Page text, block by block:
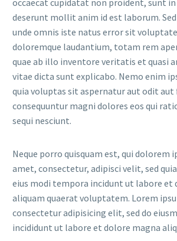
deserunt mollit anim id est laborum.
unde omnis iste natus error sit
doloremque laudantium, totam rem
quae ab illo inventore veritatis et quasi
vitae dicta sunt explicabo. Nemo enim
quia voluptas sit aspernatur aut odit aut
consequuntur magni dolores eos qui
sequi nesciunt.
Neque porro quisquam est, qui dolorem
amet, consectetur, adipisci velit, sed
eius modi tempora incidunt ut labore et
aliquam quaerat voluptatem. Lorem
consectetur adipisicing elit, sed do
incididunt ut labore et dolore magna